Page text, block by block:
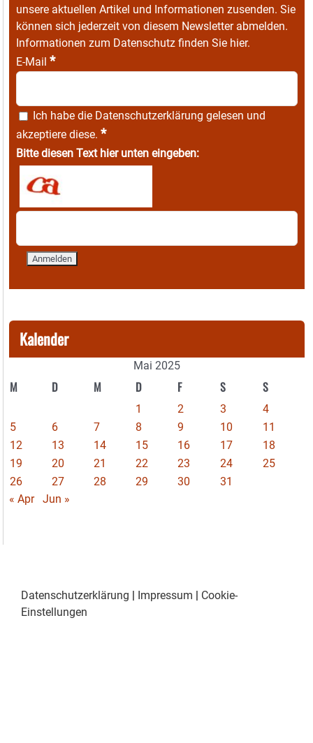
unsere aktuellen Artikel und Informationen zusenden. Sie
können sich jederzeit von diesem Newsletter abmelden.
Informationen zum Datenschutz finden Sie hier.
E-Mail *
Ich habe die Datenschutzerklärung gelesen und
akzeptiere diese. *
Bitte diesen Text hier unten eingeben:
Kalender
Mai 2025
M D M D F S S
1 2 3
4
5
6 7 8 9 10
11
12
13 14 15 16 17
18
19
20 21 22 23 24
25
26
27 28 29 30
31
« Apr
Jun »
Datenschutzerklärung | Impressum | Cookie-
Einstellungen